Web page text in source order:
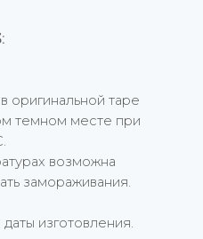
оригинальной таре
темном месте при
возможна
замораживания.
изготовления.